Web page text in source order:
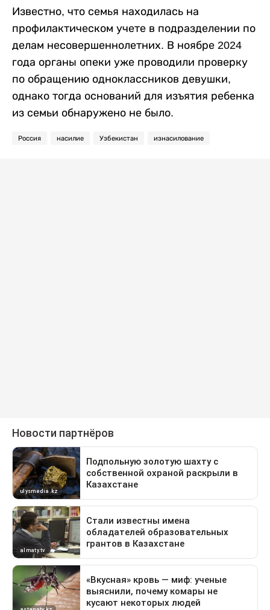
Известно, что семья находилась на
профилактическом учете в подразделении по
делам несовершеннолетних. В ноябре 2024
года органы опеки уже проводили проверку
по обращению одноклассников девушки,
однако тогда оснований для изъятия ребенка
из семьи обнаружено не было.
Россия насилие Узбекистан изнасилование